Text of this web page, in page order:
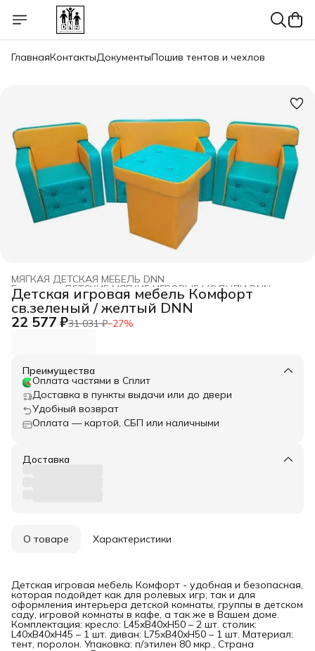
ГлавнаяКонтактыДокументыПошив тентов и чехлов
МЯГКАЯ ДЕТСКАЯ МЕБЕЛЬ DNN
ДЕТСКИЕ МЯГКИЕ ИГРОВЫЕ МОДУЛИ DNN
Главная ›
Детская игровая мебель Комфорт
св.зеленый / желтый DNN
22 577 ₽31 031 ₽−27%
Преимущества
Оплата частями в Сплит
Доставка в пункты выдачи или до двери
Удобный возврат
Оплата — картой, СБП или наличными
Доставка
О товаре Характеристики
Детская игровая мебель Комфорт - удобная и безопасная,
которая подойдет как для ролевых игр; так и для
оформления интерьера детской комнаты, группы в детском
саду, игровой комнаты в кафе, а так же в Вашем доме.
Комплектация: кресло: L45xB40xH50 – 2 шт. столик:
L40xB40xH45 – 1 шт. диван: L75xB40xH50 – 1 шт. Материал:
тент, поролон. Упаковка: п/этилен 80 мкр., Страна